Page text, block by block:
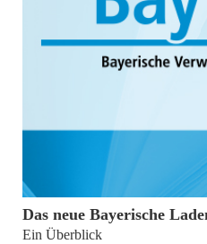
Dr.
Das neue Bayerische
Ein Überblick